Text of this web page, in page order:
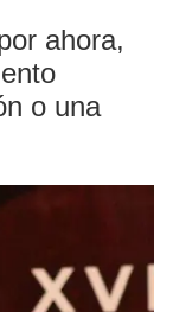
ahora,
o una